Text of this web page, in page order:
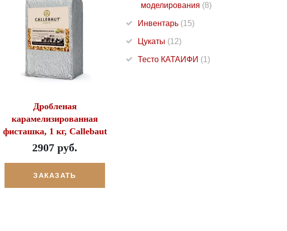
Дробленая
карамелизированная
фисташка, 1 кг, Callebaut
2907 руб.
ЗАКАЗАТЬ
моделирования (8)
Инвентарь (15)
Цукаты (12)
Тесто КАТАИФИ (1)